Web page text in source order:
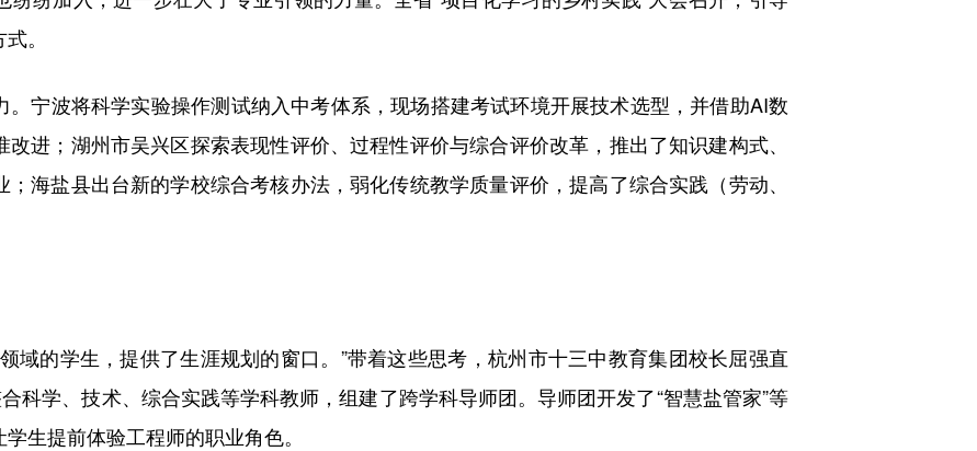
。
宁波将科学实验操作测试纳入中考体系，现场搭建考试环境开展技术选型，并借助AI数
进；湖州市吴兴区探索表现性评价、过程性评价与综合评价改革，推出了知识建构式、
海盐县出台新的学校综合考核办法，弱化传统教学质量评价，提高了综合实践（劳动、
的学生，提供了生涯规划的窗口。”带着这些思考，杭州市十三中教育集团校长屈强直
科学、技术、综合实践等学科教师，组建了跨学科导师团。导师团开发了“智慧盐管家”等
生提前体验工程师的职业角色。